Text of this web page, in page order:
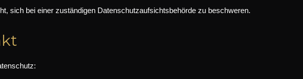
sich bei einer zuständigen Datenschutzaufsichtsbehörde zu beschweren.